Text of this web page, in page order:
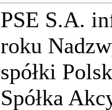
PSE S.A.
roku
spółki
Spółka